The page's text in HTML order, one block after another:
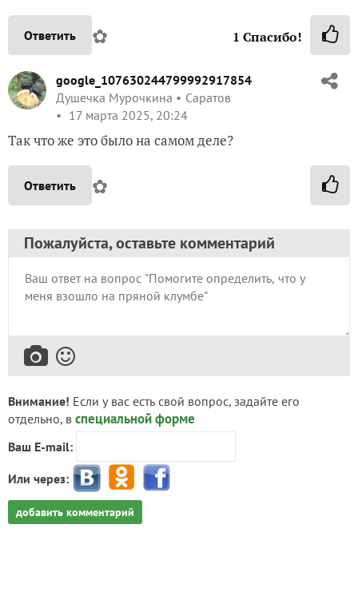
Ответить ✿ 1 Спасибо!
google_107630244799992917854
Душечка Мурочкина
Саратов
17 марта 2025, 20:24
Так что же это было на самом деле?
Ответить ✿
Пожалуйста, оставьте комментарий
Внимание! Если у вас есть свой вопрос, задайте его
отдельно, в специальной форме
Ваш E-mail:
Или через:
добавить комментарий